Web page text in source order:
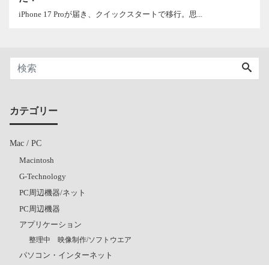
iPhone 17 Proが届き、クイックスタートで移行。思...
カテゴリー
Mac / PC
Macintosh
G-Technology
PC周辺機器/ネット
PC周辺機器
アプリケーション
整理中 映像制作/ソフトウエア
パソコン・インターネット